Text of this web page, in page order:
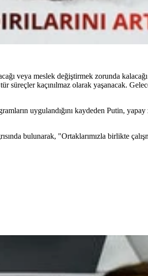
veya meslek değiştirmek zorunda
süreçler kaçınılmaz olarak yaşanacak.
uygulandığını kaydeden Putin,
bulunarak, "Ortaklarımızla birlikte